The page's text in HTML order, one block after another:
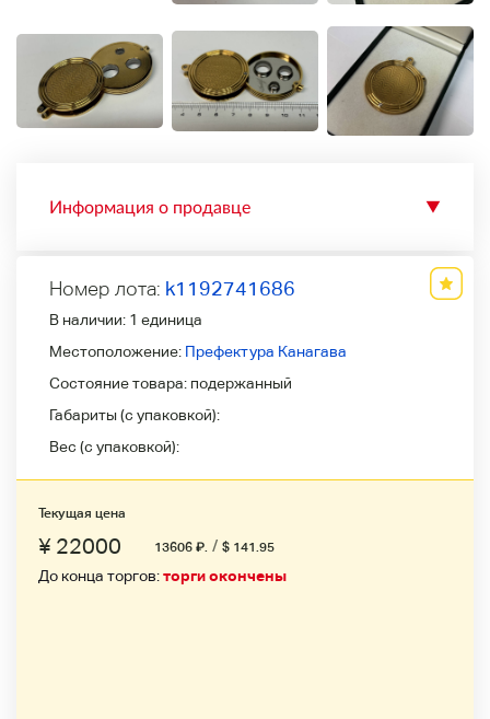
Информация о продавце ▼
Номер лота: k1192741686
В наличии: 1 единица
Местоположение: Префектура Канагава
Состояние товара: подержанный
Габариты (с упаковкой):
Вес (с упаковкой):
Текущая цена
¥ 22000 13606 ₽. / $ 141.95
До конца торгов:торги окончены